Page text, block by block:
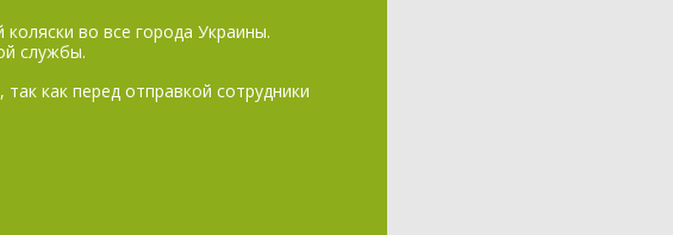
во все города Украины.
службы.
как перед отправкой сотрудники